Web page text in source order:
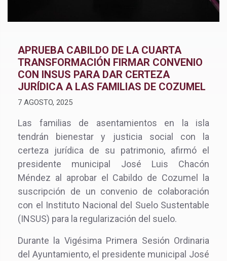
APRUEBA CABILDO DE LA CUARTA
TRANSFORMACIÓN FIRMAR CONVENIO
CON INSUS PARA DAR CERTEZA
JURÍDICA A LAS FAMILIAS DE COZUMEL
7 AGOSTO, 2025
Las familias de asentamientos en la isla
tendrán bienestar y justicia social con la
certeza jurídica de su patrimonio, afirmó el
presidente municipal José Luis Chacón
Méndez al aprobar el Cabildo de Cozumel la
suscripción de un convenio de colaboración
con el Instituto Nacional del Suelo Sustentable
(INSUS) para la regularización del suelo.
Durante la Vigésima Primera Sesión Ordinaria
del Ayuntamiento, el presidente municipal José